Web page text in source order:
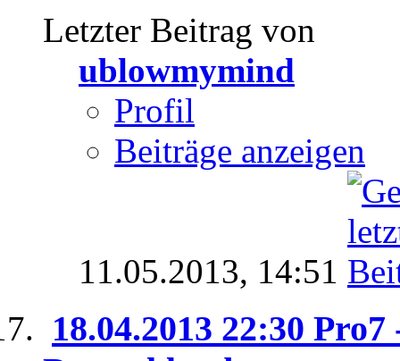
Letzter Beitrag von
ublowmymind
Profil
Beiträge anzeigen
11.05.2013, 14:51
18.04.2013 22:30